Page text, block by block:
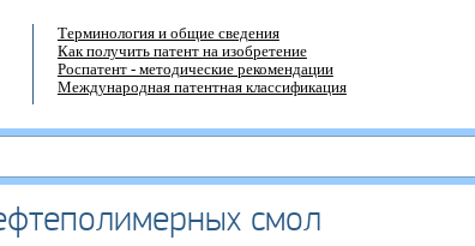
Терминология и общие сведения
Как получить патент на изобретение
Роспатент - методические рекомендации
Международная патентная классификация
смол